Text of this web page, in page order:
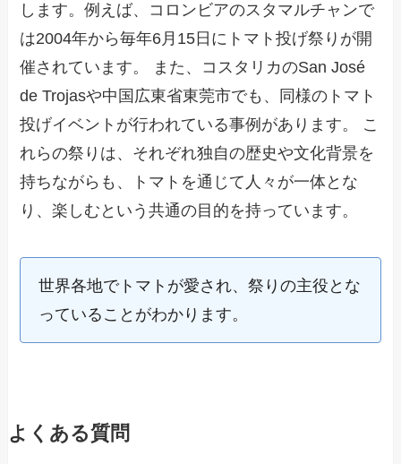
します。例えば、コロンビアのスタマルチャンで
は2004年から毎年6月15日にトマト投げ祭りが開
催されています。 また、コスタリカのSan José
de Trojasや中国広東省東莞市でも、同様のトマト
投げイベントが行われている事例があります。 こ
れらの祭りは、それぞれ独自の歴史や文化背景を
持ちながらも、トマトを通じて人々が一体とな
り、楽しむという共通の目的を持っています。
世界各地でトマトが愛され、祭りの主役とな
っていることがわかります。
よくある質問